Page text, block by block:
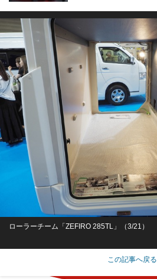
ローラーチーム「ZEFIRO 285TL」（3/21）
この記事へ戻る